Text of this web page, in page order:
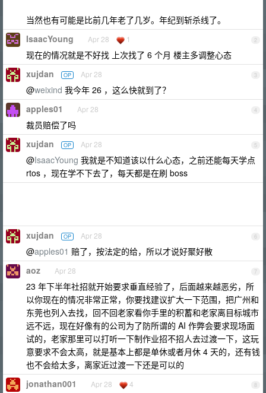
当然也有可能是比前几年老了几岁。年纪到斩杀线了。
2
IsaacYoung Apr 28 1
现在的情况就是不好找 上次找了 6 个月 楼主多调整心态
3
xujdan OP Apr 28
@weixind 我今年 26 ，这么快就到了？
4
apples01 Apr 28
裁员赔偿了吗
5
xujdan OP Apr 28
@IsaacYoung 我就是不知道该以什么心态，之前还能每天学点
rtos ，现在学不下去了，每天都是在刷 boss
6
xujdan OP Apr 28
@apples01 赔了，按法定的给，所以才说好聚好散
7
aoz Apr 28
23 年下半年社招就开始要求垂直经验了，后面越来越恶劣，所
以你现在的情况非常正常，你要找建议扩大一下范围，把广州和
东莞也列入去找，回不回老家看你手里的积蓄和老家离目标城市
远不远，现在好像有的公司为了防所谓的 AI 作弊会要求现场面
试的，老家那里可以打听一下制作业招不招人去过渡一下，这玩
意要求不会太高，就是基本上都是单休或者月休 4 天的，还有钱
也不会给太多，离家近过渡一下还是可以的
8
jonathan001 Apr 28 4